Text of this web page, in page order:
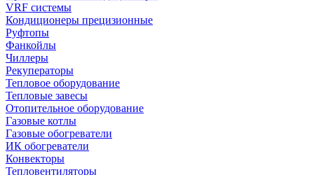
VRF системы
Кондиционеры прецизионные
Руфтопы
Фанкойлы
Чиллеры
Рекуператоры
Тепловое оборудование
Тепловые завесы
Отопительное оборудование
Газовые котлы
Газовые обогреватели
ИК обогреватели
Конвекторы
Тепловентиляторы